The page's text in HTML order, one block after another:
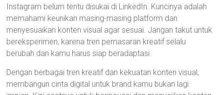
Instagram belum tentu disukai di LinkedIn. Kuncinya adalah
memahami keunikan masing-masing platform dan
menyesuaikan konten visual agar sesuai. Jangan takut untuk
bereksperimen, karena tren pemasaran kreatif selalu
berubah dan kamu harus siap beradaptasi.
Dengan berbagai tren kreatif dan kekuatan konten visual,
membangun cinta digital untuk brand kamu bukan lagi